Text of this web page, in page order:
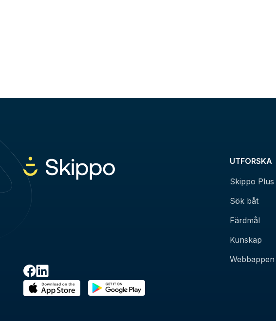
UTFORSKA
Skippo Plus
Sök båt
Färdmål
Kunskap
Webbappen